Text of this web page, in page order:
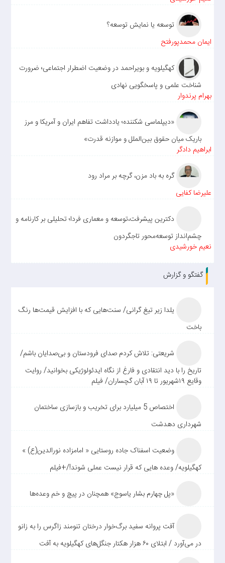
توسعه یا نمایش توسعه؟
ایمان محمدپورفتح
کهگیلویه و بویراحمد در وضعیت اضطرار اجتماعی؛ ضرورت
شناخت علمی و پاسخگویی نهادی
بهرام پرندوار
«دیپلماسی شکننده؛ یادداشت تفاهم ایران و آمریکا و مرز
باریک میان حقوق بین‌الملل و موازنه قدرت»
ابراهیم دادگر
گره به باد مزن، گرچه بر مراد رود
علیرضا کفایی
دکترین پیشرفت،توسعه و معماری فردا؛ تحلیلی بر کارنامه و
چشم‌انداز توسعه‌محور تاجگردون
نعیم خورشیدی
گفتگو و گزارش
یلدا زیر تیغ گرانی/ سنت‌هایی که با افزایش قیمت‌ها رنگ
باخت
شریعتی: تلاش کردم صدای فرودستان و بی‌صدایان باشم/
تاریخ را با دید انتقادی و فارغ از نگاه ایدئولوژیکی بخوانید/ روایت
وقایع ۱۹شهریور تا ۱۹ آبان گچساران/ فیلم
اختصاص 5 میلیارد برای تخریب و بازسازی ساختمان
شهرداری دهدشت
وضعیت اسفناک جاده روستایی « امامزاده نورالدین(ع) »
کهگیلویه/ وعده هایی که قرار نیست عملی شوند!/+فیلم
«پل چهارم بشار یاسوج» همچنان در پیچ و خم وعده‌ها
آفت پروانه سفید برگ‌خوار درختان تنومند زاگرس را به زانو
در می‌آورد / ابتلای ۶۰ هزار هکتار جنگل‌های کهگیلویه به آفت